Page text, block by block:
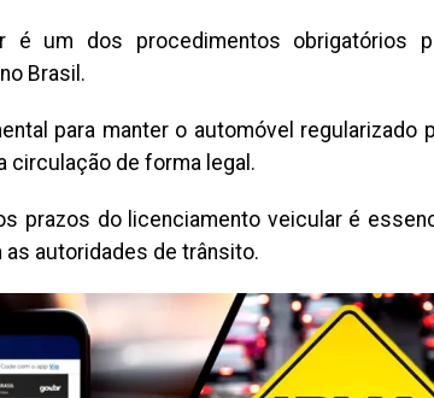
é um dos procedimentos obrigatórios
Brasil.
para manter o automóvel regularizado
circulação de forma legal.
prazos do licenciamento veicular é
autoridades de trânsito.